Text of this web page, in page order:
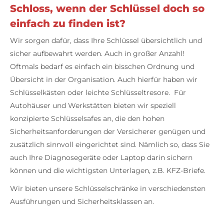
Schloss, wenn der Schlüssel doch so
einfach zu finden ist?
Wir sorgen dafür, dass Ihre Schlüssel übersichtlich und
sicher aufbewahrt werden. Auch in großer Anzahl!
Oftmals bedarf es einfach ein bisschen Ordnung und
Übersicht in der Organisation. Auch hierfür haben wir
Schlüsselkästen oder leichte Schlüsseltresore. Für
Autohäuser und Werkstätten bieten wir speziell
konzipierte Schlüsselsafes an, die den hohen
Sicherheitsanforderungen der Versicherer genügen und
zusätzlich sinnvoll eingerichtet sind. Nämlich so, dass Sie
auch Ihre Diagnosegeräte oder Laptop darin sichern
können und die wichtigsten Unterlagen, z.B. KFZ-Briefe.
Wir bieten unsere Schlüsselschränke in verschiedensten
Ausführungen und Sicherheitsklassen an.